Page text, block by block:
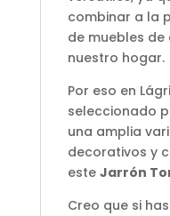
combinar a la
de muebles
nuestro hogar.
Por eso en
seleccionado
una amplia
decorativos y
este Jarrón
Creo que si